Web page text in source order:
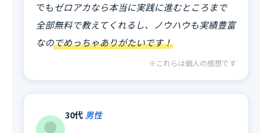
でもゼロアカなら本当に実践に進むところまで
全部無料で教えてくれるし、ノウハウも実績豊富
なのでめっちゃありがたいです！
※これらは個人の感想です
30代男性